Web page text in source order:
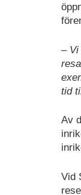
– Vi
tid
Av
Vid